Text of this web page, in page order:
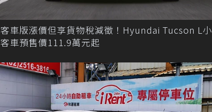
客車版漲價但享貨物稅減徵！Hyundai Tucson L小
客車預售價111.9萬元起